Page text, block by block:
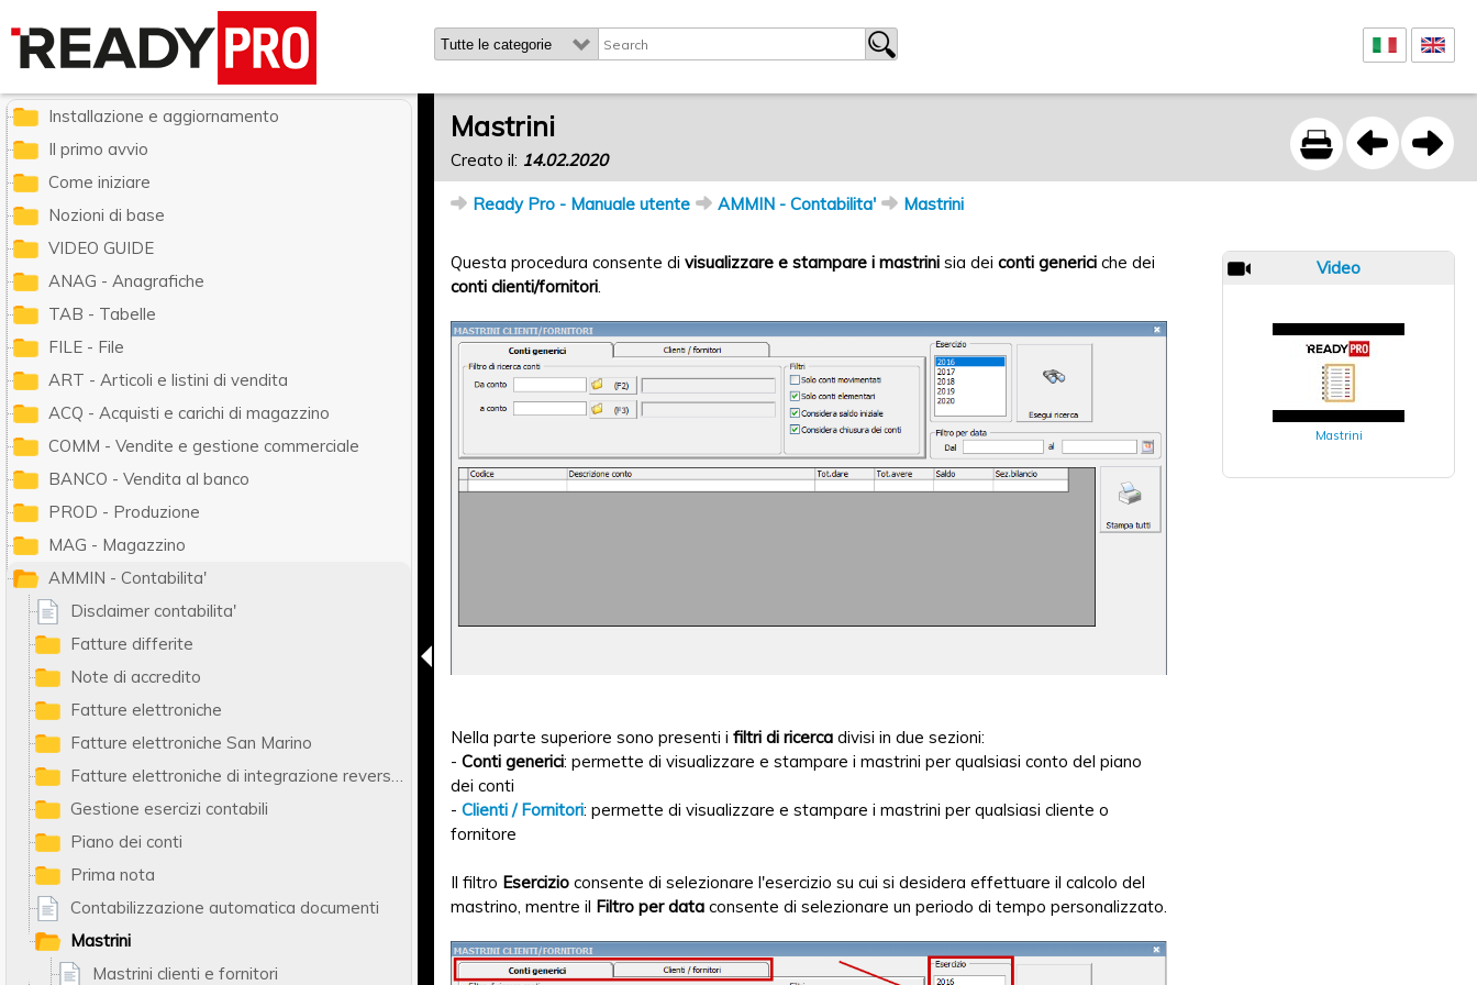
Mastrini
Creato il: 14.02.2020
Ready Pro - Manuale utente AMMIN - Contabilita' Mastrini
Questa procedura consente di visualizzare e stampare i mastrini sia dei conti generici che dei
conti clienti/fornitori.
Nella parte superiore sono presenti i filtri di ricerca divisi in due sezioni:
- Conti generici: permette di visualizzare e stampare i mastrini per qualsiasi conto del piano
dei conti
- Clienti / Fornitori: permette di visualizzare e stampare i mastrini per qualsiasi cliente o
fornitore
Il filtro Esercizio consente di selezionare l'esercizio su cui si desidera effettuare il calcolo del
mastrino, mentre il Filtro per data consente di selezionare un periodo di tempo personalizzato.
Video
Mastrini
Ready Pro - Manuale utente
Installazione e aggiornamento
Il primo avvio
Come iniziare
Nozioni di base
VIDEO GUIDE
ANAG - Anagrafiche
TAB - Tabelle
FILE - File
ART - Articoli e listini di vendita
ACQ - Acquisti e carichi di magazzino
COMM - Vendite e gestione commerciale
BANCO - Vendita al banco
PROD - Produzione
MAG - Magazzino
AMMIN - Contabilita'
Disclaimer contabilita'
Fatture differite
Note di accredito
Fatture elettroniche
Fatture elettroniche San Marino
Fatture elettroniche di integrazione reverse charge e autofatture
Gestione esercizi contabili
Piano dei conti
Prima nota
Contabilizzazione automatica documenti
Mastrini
Mastrini clienti e fornitori